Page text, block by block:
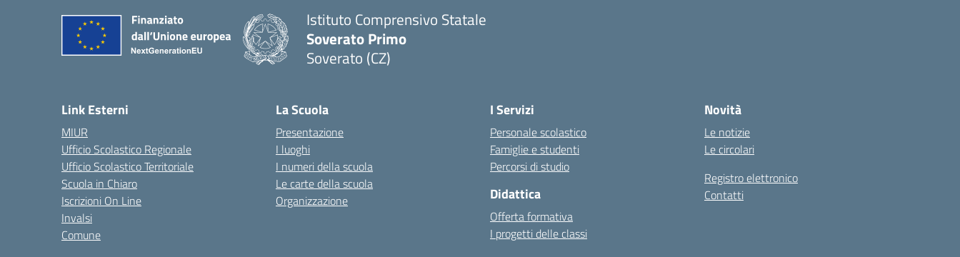
Istituto Comprensivo Statale
Soverato Primo
Soverato (CZ)
Link Esterni
MIUR
Ufficio Scolastico Regionale
Ufficio Scolastico Territoriale
Scuola in Chiaro
Iscrizioni On Line
Invalsi
Comune
La Scuola
Presentazione
I luoghi
I numeri della scuola
Le carte della scuola
Organizzazione
I Servizi
Personale scolastico
Famiglie e studenti
Percorsi di studio
Didattica
Offerta formativa
I progetti delle classi
Novità
Le notizie
Le circolari
Registro elettronico
Contatti